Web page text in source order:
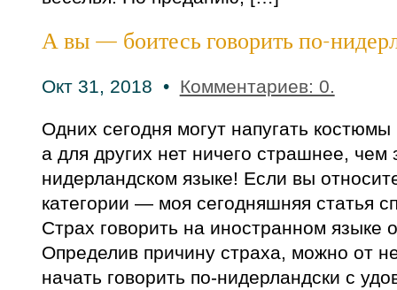
А вы — боитесь говорить по-
Окт 31, 2018 • Комментариев: 0.
Одних сегодня могут напугать
а для других нет ничего страшнее, чем
нидерландском языке! Если вы
категории — моя сегодняшняя статья
Страх говорить на иностранном языке
Определив причину страха, можно от
начать говорить по-нидерландски с